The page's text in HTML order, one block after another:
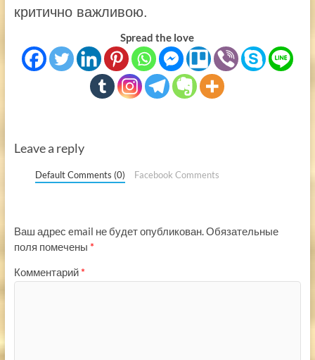
критично важливою.
Spread the love
Leave a reply
Default Comments (0) Facebook Comments
Ваш адрес email не будет опубликован.Обязательные
поля помечены *
Комментарий *